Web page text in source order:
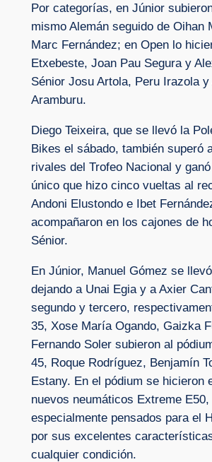
Por categorías, en Júnior
mismo Alemán seguido de Oihan
Marc Fernández; en Open lo
Etxebeste, Joan Pau Segura y
Sénior Josu Artola, Peru Irazola y
Aramburu.
Diego Teixeira, que se llevó la
Bikes el sábado, también superó
rivales del Trofeo Nacional y
único que hizo cinco vueltas al
Andoni Elustondo e Ibet
acompañaron en los cajones de
Sénior.
En Júnior, Manuel Gómez se
dejando a Unai Egia y a Axier
segundo y tercero,
35, Xose María Ogando, Gaizka
Fernando Soler subieron al
45, Roque Rodríguez, Benjamín
Estany. En el pódium se hicieron
nuevos neumáticos Extreme E50,
especialmente pensados para el
por sus excelentes
cualquier condición.